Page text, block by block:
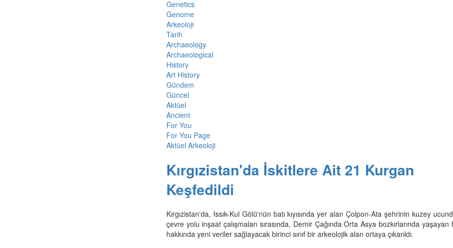
Genetics
Genome
Arkeoloji
Tarih
Archaeology
Archaeological
History
Art History
Gündem
Güncel
Aktüel
Ancient
For You
For You Page
Aktüel Arkeoloji
Kırgızistan'da İskitlere Ait 21 Kurgan
Keşfedildi
Kırgızistan'da, Issık-Kul Gölü'nün batı kıyısında yer alan Çolpon-Ata şehrinin kuzey
çevre yolu inşaat çalışmaları sırasında, Demir Çağında Orta Asya bozkırlarında yaşayan
hakkında yeni veriler sağlayacak birinci sınıf bir arkeolojik alan ortaya çıkarıldı.